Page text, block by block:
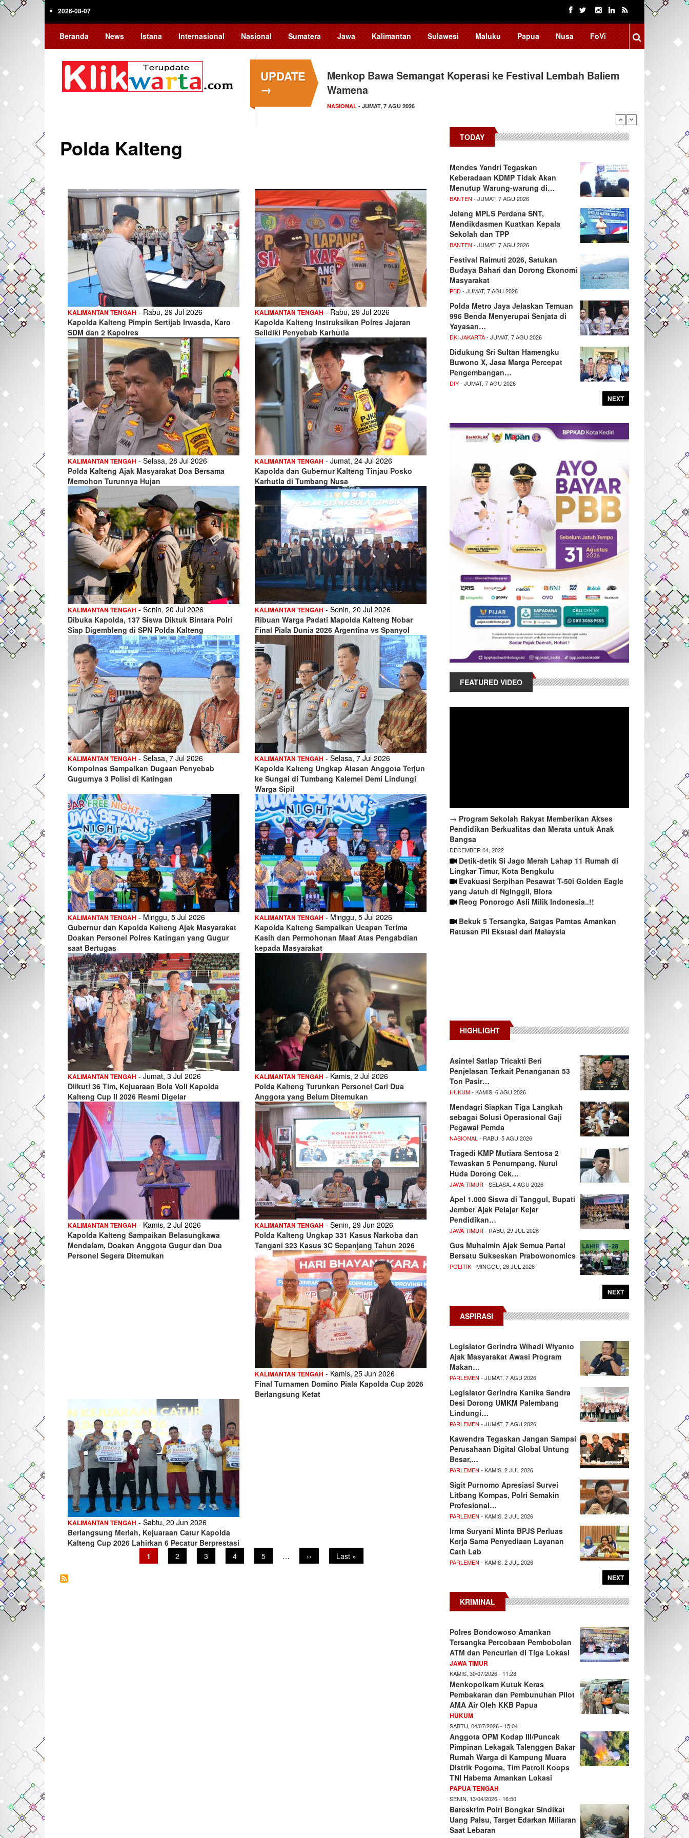
Skip
2026-08-07
Beranda News Istana Internasional Nasional Sumatera Jawa Kalimantan Sulawesi Maluku Papua Nusa FoVi
UPDATE
→
Menkop Bawa Semangat Koperasi ke Festival Lembah Baliem
Wamena
NASIONAL - JUMAT, 7 AGU 2026
Polda Kalteng
KALIMANTAN TENGAH - Rabu, 29 Jul 2026
Kapolda Kalteng Pimpin Sertijab Irwasda, Karo
SDM dan 2 Kapolres
KALIMANTAN TENGAH - Rabu, 29 Jul 2026
Kapolda Kalteng Instruksikan Polres Jajaran
Selidiki Penyebab Karhutla
KALIMANTAN TENGAH - Selasa, 28 Jul 2026
Polda Kalteng Ajak Masyarakat Doa Bersama
Memohon Turunnya Hujan
KALIMANTAN TENGAH - Jumat, 24 Jul 2026
Kapolda dan Gubernur Kalteng Tinjau Posko
Karhutla di Tumbang Nusa
KALIMANTAN TENGAH - Senin, 20 Jul 2026
Dibuka Kapolda, 137 Siswa Diktuk Bintara Polri
Siap Digembleng di SPN Polda Kalteng
KALIMANTAN TENGAH - Senin, 20 Jul 2026
Ribuan Warga Padati Mapolda Kalteng Nobar
Final Piala Dunia 2026 Argentina vs Spanyol
KALIMANTAN TENGAH - Selasa, 7 Jul 2026
Kompolnas Sampaikan Dugaan Penyebab
Gugurnya 3 Polisi di Katingan
KALIMANTAN TENGAH - Selasa, 7 Jul 2026
Kapolda Kalteng Ungkap Alasan Anggota Terjun
ke Sungai di Tumbang Kalemei Demi Lindungi
Warga Sipil
KALIMANTAN TENGAH - Minggu, 5 Jul 2026
Gubernur dan Kapolda Kalteng Ajak Masyarakat
Doakan Personel Polres Katingan yang Gugur
saat Bertugas
KALIMANTAN TENGAH - Minggu, 5 Jul 2026
Kapolda Kalteng Sampaikan Ucapan Terima
Kasih dan Permohonan Maaf Atas Pengabdian
kepada Masyarakat
KALIMANTAN TENGAH - Jumat, 3 Jul 2026
Diikuti 36 Tim, Kejuaraan Bola Voli Kapolda
Kalteng Cup II 2026 Resmi Digelar
KALIMANTAN TENGAH - Kamis, 2 Jul 2026
Polda Kalteng Turunkan Personel Cari Dua
Anggota yang Belum Ditemukan
KALIMANTAN TENGAH - Kamis, 2 Jul 2026
Kapolda Kalteng Sampaikan Belasungkawa
Mendalam, Doakan Anggota Gugur dan Dua
Personel Segera Ditemukan
KALIMANTAN TENGAH - Senin, 29 Jun 2026
Polda Kalteng Ungkap 331 Kasus Narkoba dan
Tangani 323 Kasus 3C Sepanjang Tahun 2026
KALIMANTAN TENGAH - Kamis, 25 Jun 2026
Final Turnamen Domino Piala Kapolda Cup 2026
Berlangsung Ketat
KALIMANTAN TENGAH - Sabtu, 20 Jun 2026
Berlangsung Meriah, Kejuaraan Catur Kapolda
Kalteng Cup 2026 Lahirkan 6 Pecatur Berprestasi
Pagination
Current
page
1 Page
2 Page
3 Page
4 Page
5 …
Next
page
››
Last
page
Last »
TODAY
Mendes Yandri Tegaskan
Keberadaan KDMP Tidak Akan
Menutup Warung-warung di…
BANTEN - JUMAT, 7 AGU 2026
Jelang MPLS Perdana SNT,
Mendikdasmen Kuatkan Kepala
Sekolah dan TPP
BANTEN - JUMAT, 7 AGU 2026
Festival Raimuti 2026, Satukan
Budaya Bahari dan Dorong Ekonomi
Masyarakat
PBD- JUMAT, 7 AGU 2026
Polda Metro Jaya Jelaskan Temuan
996 Benda Menyerupai Senjata di
Yayasan…
DKI JAKARTA- JUMAT, 7 AGU 2026
Didukung Sri Sultan Hamengku
Buwono X, Jasa Marga Percepat
Pengembangan…
DIY- JUMAT, 7 AGU 2026
NEXT
FEATURED VIDEO
→ Program Sekolah Rakyat Memberikan Akses
Pendidikan Berkualitas dan Merata untuk Anak
Bangsa
DECEMBER 04, 2022
Detik-detik Si Jago Merah Lahap 11 Rumah di
Lingkar Timur, Kota Bengkulu
Evakuasi Serpihan Pesawat T-50i Golden Eagle
yang Jatuh di Nginggil, Blora
Reog Ponorogo Asli Milik Indonesia..!!
Bekuk 5 Tersangka, Satgas Pamtas Amankan
Ratusan Pil Ekstasi dari Malaysia
HIGHLIGHT
Asintel Satlap Tricakti Beri
Penjelasan Terkait Penanganan 53
Ton Pasir…
HUKUM- KAMIS, 6 AGU 2026
Mendagri Siapkan Tiga Langkah
sebagai Solusi Operasional Gaji
Pegawai Pemda
NASIONAL - RABU, 5 AGU 2026
Tragedi KMP Mutiara Sentosa 2
Tewaskan 5 Penumpang, Nurul
Huda Dorong Cek…
JAWA TIMUR - SELASA, 4 AGU 2026
Apel 1.000 Siswa di Tanggul, Bupati
Jember Ajak Pelajar Kejar
Pendidikan…
JAWA TIMUR - RABU, 29 JUL 2026
Gus Muhaimin Ajak Semua Partai
Bersatu Sukseskan Prabowonomics
POLITIK- MINGGU, 26 JUL 2026
NEXT
ASPIRASI
Legislator Gerindra Wihadi Wiyanto
Ajak Masyarakat Awasi Program
Makan…
PARLEMEN - JUMAT, 7 AGU 2026
Legislator Gerindra Kartika Sandra
Desi Dorong UMKM Palembang
Lindungi…
PARLEMEN - JUMAT, 7 AGU 2026
Kawendra Tegaskan Jangan Sampai
Perusahaan Digital Global Untung
Besar,…
PARLEMEN - KAMIS, 2 JUL 2026
Sigit Purnomo Apresiasi Survei
Litbang Kompas, Polri Semakin
Profesional…
PARLEMEN - KAMIS, 2 JUL 2026
Irma Suryani Minta BPJS Perluas
Kerja Sama Penyediaan Layanan
Cath Lab
PARLEMEN - KAMIS, 2 JUL 2026
NEXT
KRIMINAL
Polres Bondowoso Amankan
Tersangka Percobaan Pembobolan
ATM dan Pencurian di Tiga Lokasi
JAWA TIMUR
KAMIS, 30/07/2026 - 11:28
Menkopolkam Kutuk Keras
Pembakaran dan Pembunuhan Pilot
AMA Air Oleh KKB Papua
HUKUM
SABTU, 04/07/2026 - 15:04
Anggota OPM Kodap III/Puncak
Pimpinan Lekagak Talenggen Bakar
Rumah Warga di Kampung Muara
Distrik Pogoma, Tim Patroli Koops
TNI Habema Amankan Lokasi
PAPUA TENGAH
SENIN, 13/04/2026 - 16:50
Bareskrim Polri Bongkar Sindikat
Uang Palsu, Target Edarkan Miliaran
Saat Lebaran